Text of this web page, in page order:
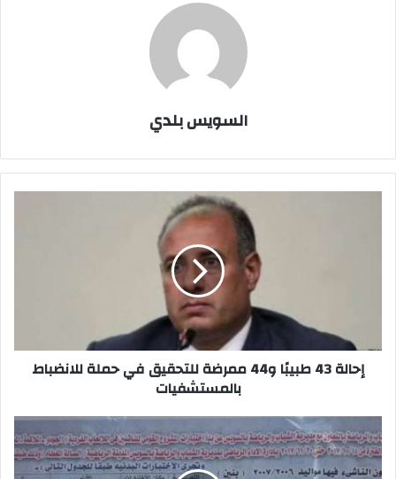
السويس بلدي
للانضباط
بالمستشفيات
إحالة 43 طبيبًا و44 ممرضة للتحقيق في حملة للانضباط
بالمستشفيات
أختبارات
المشروع